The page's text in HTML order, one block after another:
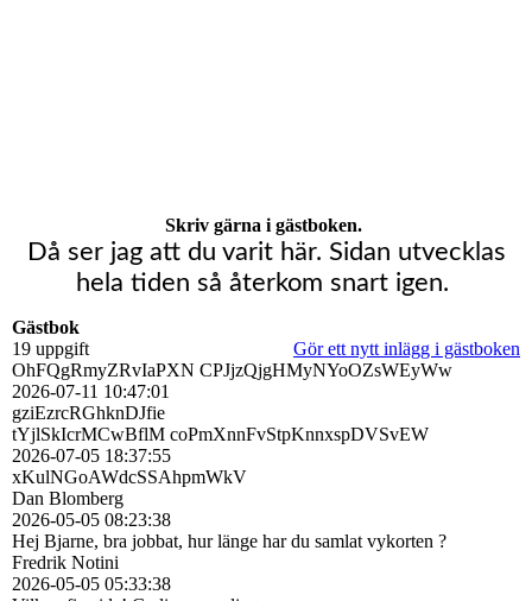
Skriv gärna i gästboken.
Då ser jag att du varit här. Sidan utvecklas
hela tiden så återkom snart igen.
Gästbok
19 uppgift
Gör ett nytt inlägg i gästboken
OhFQgRmyZRvIaPXN CPJjzQjgHMyNYoOZsWEyWw
2026-07-11 10:47:01
gziEzrcRGhknDJfie
tYjlSkIcrMCwBflM coPmXnnFvStpKnnxspDVSvEW
2026-07-05 18:37:55
xKulNGoAWdcSSAhpmWkV
Dan Blomberg
2026-05-05 08:23:38
Hej Bjarne, bra jobbat, hur länge har du samlat vykorten ?
Fredrik Notini
2026-05-05 05:33:38